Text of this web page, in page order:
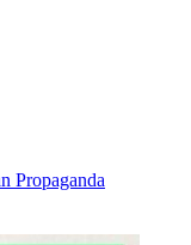
Propaganda